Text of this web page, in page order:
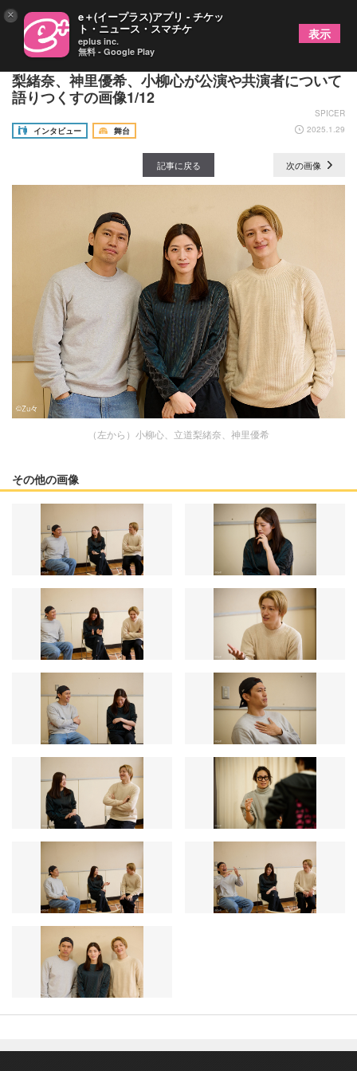
舞台『ノンセクシュアル』シングルキャストの立道
梨緒奈、神里優希、小柳心が公演や共演者について
語りつくすの画像1/12
SPICER
インタビュー
舞台 2025.1.29
記事に戻る 次の画像
（左から）小柳心、立道梨緒奈、神里優希
その他の画像
× e＋(イープラス)アプリ - チケッ
ト・ニュース・スマチケ
eplus inc.
無料 - Google Play
表示